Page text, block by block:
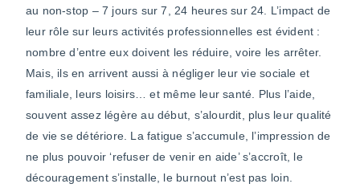
au non-stop – 7 jours sur 7, 24 heures sur 24. L’impact de
leur rôle sur leurs activités professionnelles est évident :
nombre d’entre eux doivent les réduire, voire les arrêter.
Mais, ils en arrivent aussi à négliger leur vie sociale et
familiale, leurs loisirs… et même leur santé. Plus l’aide,
souvent assez légère au début, s’alourdit, plus leur qualité
de vie se détériore. La fatigue s’accumule, l’impression de
ne plus pouvoir ‘refuser de venir en aide’ s’accroît, le
découragement s’installe, le burnout n’est pas loin.